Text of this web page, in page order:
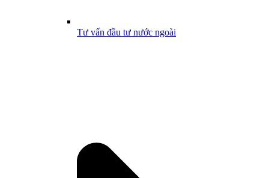
Tư vấn đầu tư nước ngoài